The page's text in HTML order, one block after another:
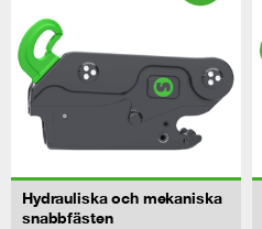
Hydrauliska och mekaniska
snabbfästen